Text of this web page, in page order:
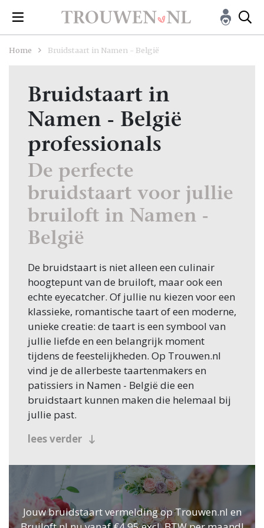
Home Bruidstaart in Namen - België
Jouw bruidstaart vermelding op Trouwen.nl en
Bruidstaart in
Namen - België
professionals
De perfecte
bruidstaart voor jullie
bruiloft in Namen -
België
De bruidstaart is niet alleen een culinair
hoogtepunt van de bruiloft, maar ook een
echte eyecatcher. Of jullie nu kiezen voor een
klassieke, romantische taart of een moderne,
unieke creatie: de taart is een symbool van
jullie liefde en een belangrijk moment
tijdens de feestelijkheden. Op Trouwen.nl
vind je de allerbeste taartenmakers en
patissiers in Namen - België die een
bruidstaart kunnen maken die helemaal bij
jullie past.
Jullie persoonlijke stijl in een
De bruidstaart moet niet alleen lekker zijn,
maar ook passen bij de stijl van jullie
bruiloft. Of je nu kiest voor een romantisch
ontwerp met bloemblaadjes en glazuur, een
lees verder